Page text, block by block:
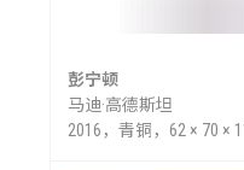
彭宁顿
马迪·高德斯坦
2016，青铜，62 × 70 ×